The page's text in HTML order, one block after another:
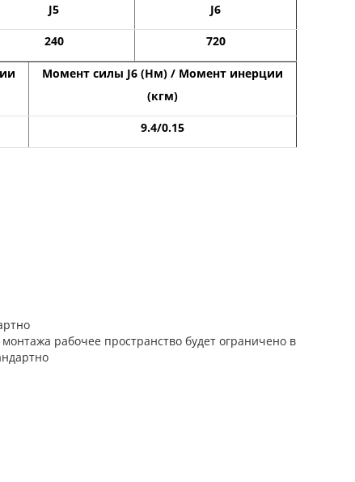
J5 J6
240 720
Момент силы J6 (Нм) / Момент инерции
(кгм)
9.4/0.15
рабочее пространство будет ограничено в